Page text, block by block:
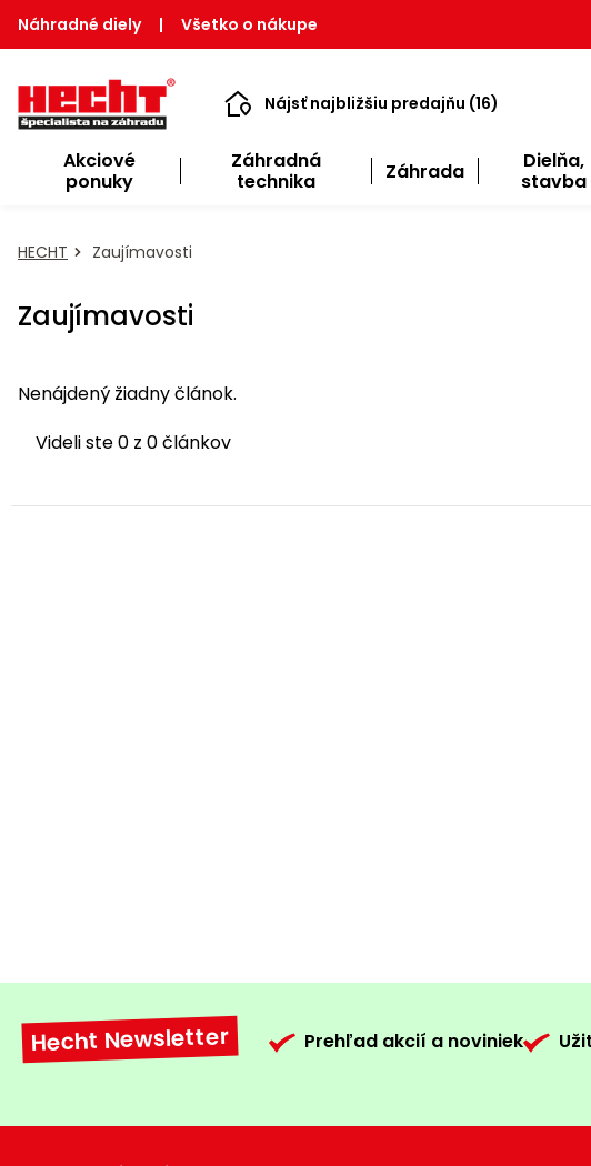
Náhradné diely | Všetko o nákupe
Nájsť najbližšiu predajňu (16)
Akciové
ponuky
Záhradná
technika
Záhrada
Dielňa,
stavba
HECHT Zaujímavosti
Zaujímavosti
Nenájdený žiadny článok.
Videli ste 0 z 0 článkov
Hecht Newsletter Prehľad akcií a noviniek